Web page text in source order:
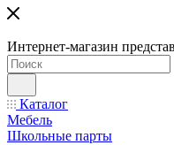
Интернет-магазин
Каталог
Мебель
Школьные парты